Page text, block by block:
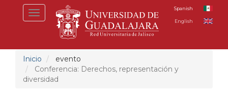
Toggle
navigation
Spanish
English
Inicio
evento
Conferencia: Derechos, representación y
diversidad